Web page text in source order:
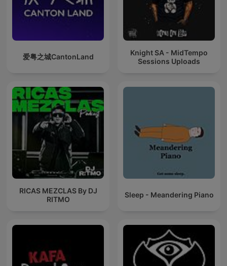
爱粤之城CantonLand
Knight SA - MidTempo
Sessions Uploads
RICAS MEZCLAS By DJ
RITMO
Sleep - Meandering Piano